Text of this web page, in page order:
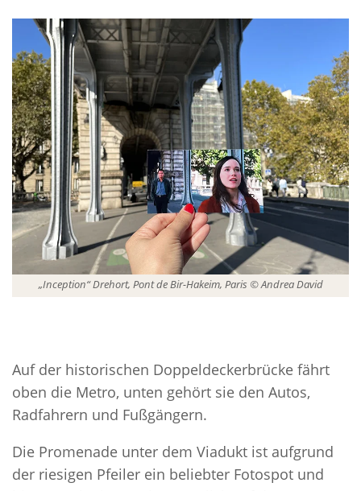
„Inception“ Drehort, Pont de Bir-Hakeim, Paris © Andrea David
Auf der historischen Doppeldeckerbrücke fährt
oben die Metro, unten gehört sie den Autos,
Radfahrern und Fußgängern.
Die Promenade unter dem Viadukt ist aufgrund
der riesigen Pfeiler ein beliebter Fotospot und